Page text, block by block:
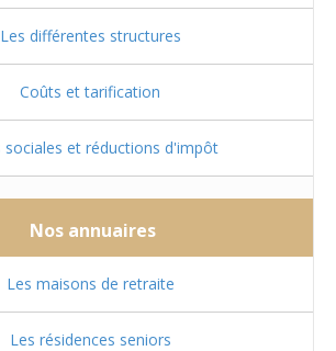
Les différentes structures
Coûts et tarification
sociales et réductions d'impôt
Nos annuaires
Les maisons de retraite
Les résidences seniors